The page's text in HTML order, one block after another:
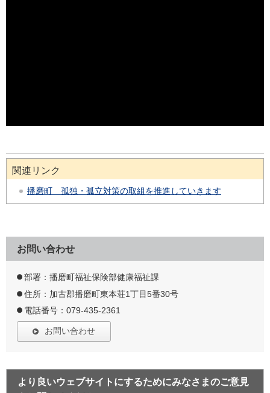
関連リンク
播磨町 孤独・孤立対策の取組を推進していきます
お問い合わせ
部署：播磨町福祉保険部健康福祉課
住所：加古郡播磨町東本荘1丁目5番30号
電話番号：079-435-2361
お問い合わせ
より良いウェブサイトにするためにみなさまのご意見